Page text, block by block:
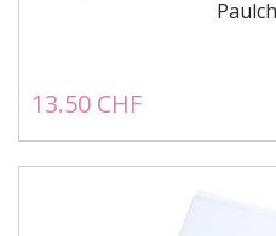
13.50 CHF